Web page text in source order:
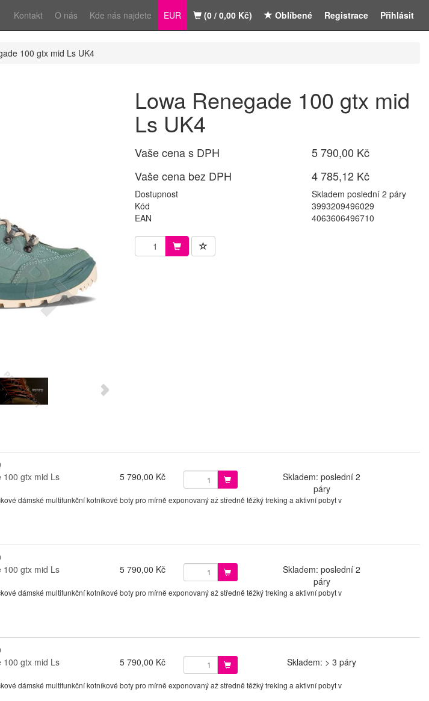
Registrace Přihlásit
Kontakt O nás Kde nás najdete EUR (0 / 0,00 Kč) Oblíbené
100 gtx mid Ls UK4
Lowa Renegade 100 gtx mid
Ls UK4
Vaše cena s DPH
5 790,00 Kč
Vaše cena bez DPH
4 785,12 Kč
Dostupnost
Skladem poslední 2 páry
Kód
3993209496029
EAN
4063606496710
100 gtx mid Ls
5 790,00 Kč
Skladem: poslední 2
páry
dámské multifunkční kotníkové boty pro mírně exponovaný až středně těžký treking a aktivní pobyt v
100 gtx mid Ls
5 790,00 Kč
Skladem: poslední 2
páry
dámské multifunkční kotníkové boty pro mírně exponovaný až středně těžký treking a aktivní pobyt v
100 gtx mid Ls
5 790,00 Kč Skladem: > 3 páry
dámské multifunkční kotníkové boty pro mírně exponovaný až středně těžký treking a aktivní pobyt v